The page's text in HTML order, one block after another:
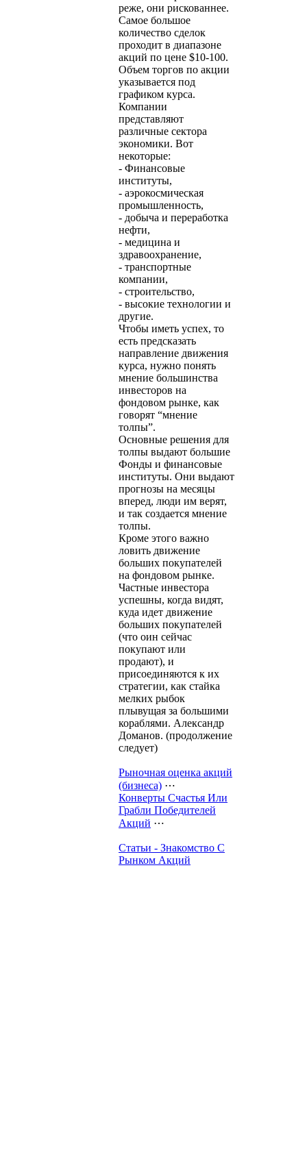
реже, они рискованнее.
Самое большое
количество сделок
проходит в диапазоне
акций по цене $10-100.
Объем торгов по акции
указывается под
графиком курса.
Компании
представляют
различные сектора
экономики. Вот
некоторые:
- Финансовые
институты,
- аэрокосмическая
промышленность,
- добыча и переработка
нефти,
- медицина и
здравоохранение,
- транспортные
компании,
- строительство,
- высокие технологии и
другие.
Чтобы иметь успех, то
есть предсказать
направление движения
курса, нужно понять
мнение большинства
инвесторов на
фондовом рынке, как
говорят “мнение
толпы”.
Основные решения для
толпы выдают большие
Фонды и финансовые
институты. Они выдают
прогнозы на месяцы
вперед, люди им верят,
и так создается мнение
толпы.
Кроме этого важно
ловить движение
больших покупателей
на фондовом рынке.
Частные инвестора
успешны, когда видят,
куда идет движение
больших покупателей
(что оин сейчас
покупают или
продают), и
присоединяются к их
стратегии, как стайка
мелких рыбок
плывущая за большими
кораблями. Александр
Доманов. (продолжение
следует)
Рыночная оценка акций
(бизнеса) ⋯
Конверты Счастья Или
Грабли Победителей
Акций ⋯
Статьи - Знакомство С
Рынком Акций